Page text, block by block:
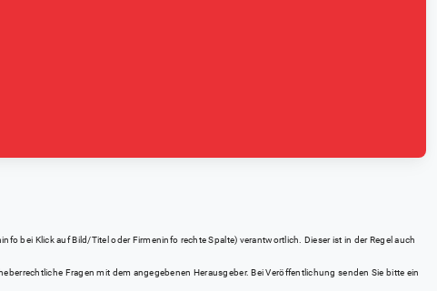
bei Klick auf Bild/Titel oder Firmeninfo rechte Spalte) verantwortlich. Dieser ist in der Regel auch
Fragen mit dem angegebenen Herausgeber. Bei Veröffentlichung senden Sie bitte ein